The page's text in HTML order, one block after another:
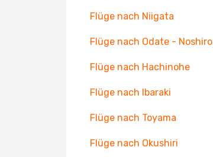
Flüge nach Niigata
Flüge nach Odate - Noshiro
Flüge nach Hachinohe
Flüge nach Ibaraki
Flüge nach Toyama
Flüge nach Okushiri